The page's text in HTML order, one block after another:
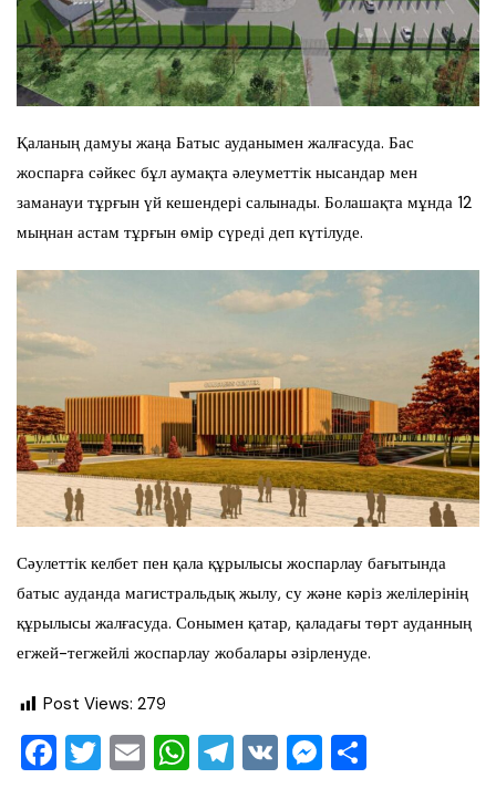
Қаланың дамуы жаңа Батыс ауданымен жалғасуда. Бас
жоспарға сәйкес бұл аумақта әлеуметтік нысандар мен
заманауи тұрғын үй кешендері салынады. Болашақта мұнда 12
мыңнан астам тұрғын өмір сүреді деп күтілуде.
Сәулеттік келбет пен қала құрылысы жоспарлау бағытында
батыс ауданда магистральдық жылу, су және кәріз желілерінің
құрылысы жалғасуда. Сонымен қатар, қаладағы төрт ауданның
егжей-тегжейлі жоспарлау жобалары әзірленуде.
Post Views: 279
F T E W T V M